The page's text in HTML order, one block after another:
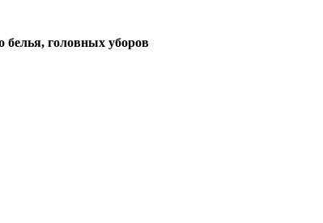
белья, головных уборов